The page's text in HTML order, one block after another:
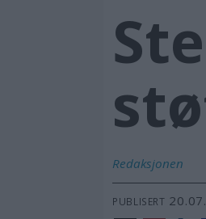
Redaksjonen
PUBLISERT